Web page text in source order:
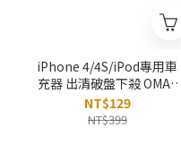
iPhone 4/4S/iPod專用車
充器 出清破盤下殺 OMAX
歐妹思購物網
NT$129
NT$399